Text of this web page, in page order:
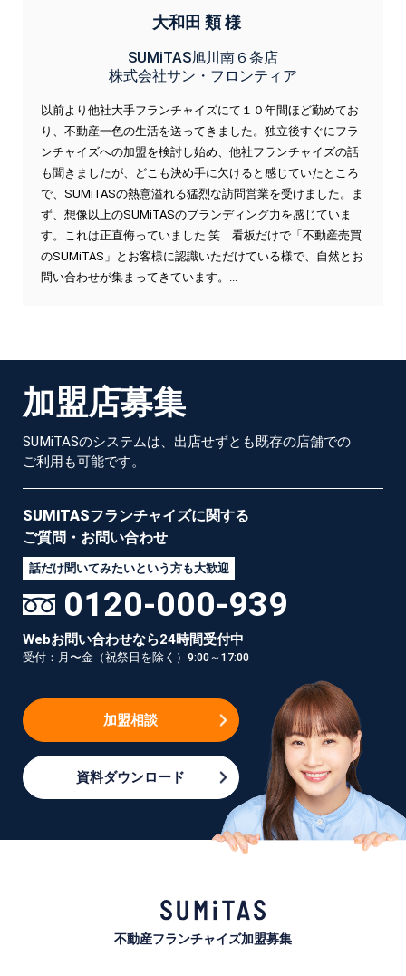
大和田 類 様
SUMiTAS旭川南６条店
株式会社サン・フロンティア
以前より他社大手フランチャイズにて１０年間ほど勤めてお
り、不動産一色の生活を送ってきました。独立後すぐにフラ
ンチャイズへの加盟を検討し始め、他社フランチャイズの話
も聞きましたが、どこも決め手に欠けると感じていたところ
で、SUMiTASの熱意溢れる猛烈な訪問営業を受けました。ま
ず、想像以上のSUMiTASのブランディング力を感じていま
す。これは正直侮っていました 笑 看板だけで「不動産売買
のSUMiTAS」とお客様に認識いただけている様で、自然とお
問い合わせが集まってきています。...
加盟店募集
SUMiTASのシステムは、出店せずとも既存の店舗での
ご利用も可能です。
SUMiTASフランチャイズに関する
ご質問・お問い合わせ
話だけ聞いてみたいという方も大歓迎
0120-000-939
Webお問い合わせなら24時間受付中
受付：月〜金（祝祭日を除く）9:00～17:00
加盟相談
資料ダウンロード
不動産フランチャイズ加盟募集